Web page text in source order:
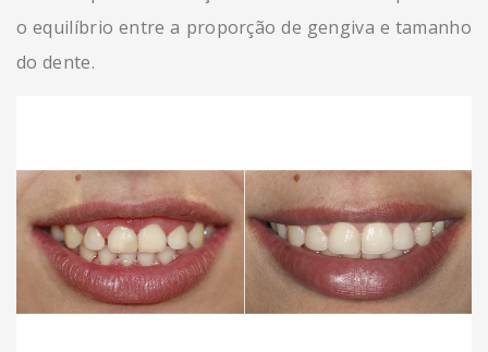
o equilíbrio entre a proporção de gengiva e tamanho
do dente.